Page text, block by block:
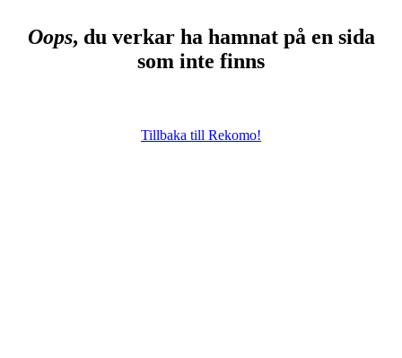
Oops, du verkar ha hamnat på en sida
som inte finns
Tillbaka till Rekomo!